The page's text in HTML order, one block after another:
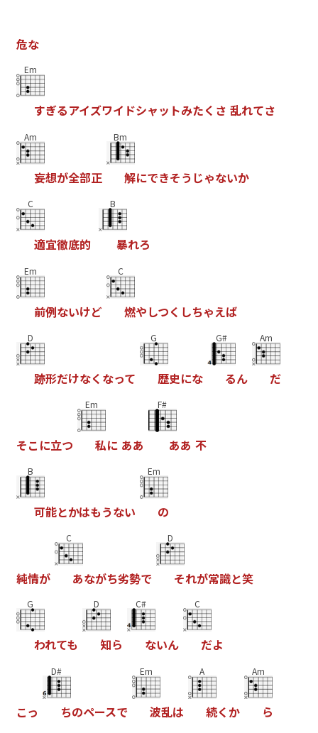
危な
Em
すぎるアイズワイ ドシャッ トみたく さ 乱れてさ
Am
妄想が全部正
Bm
解にできそう じゃないか
C
適宜徹底的
B
暴れろ
Em
前例ないけど
C
燃やしつく しちゃえば
D
跡形だけなく なって
G
歴史にな
G#
るん
Am
だ
そこ に立つ
Em
私に ああ
F#
ああ 不
B
可能とかはもうない
Em
の
純情が
C
あながち劣勢で
D
それが常識と笑
G
われても
D
知ら
C#
ないん
C
だよ
こっ
D#
ちのペースで
Em
波乱は
A
続く か
Am
ら